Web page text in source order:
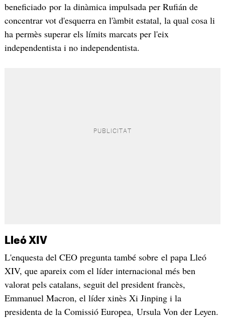
beneficiado por la dinàmica impulsada per Rufián de
concentrar vot d'esquerra en l'àmbit estatal, la qual cosa li
ha permès superar els límits marcats per l'eix
independentista i no independentista.
Lleó XIV
L'enquesta del CEO pregunta també sobre el papa Lleó
XIV, que apareix com el líder internacional més ben
valorat pels catalans, seguit del president francès,
Emmanuel Macron, el líder xinès Xi Jinping i la
presidenta de la Comissió Europea, Ursula Von der Leyen.